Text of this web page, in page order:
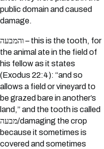
public domain and caused
damage.
והמבעה – this is the tooth, for
the animal ate in the field of
his fellow as it states
(Exodus 22:4): “and so
allows a field or vineyard to
be grazed bare in another’s
land,” and the tooth is called
מבעה/damaging the crop
because it sometimes is
covered and sometimes